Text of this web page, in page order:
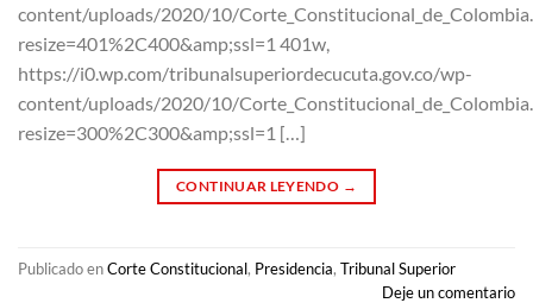
content/uploads/2020/10/
resize=401%2C400&amp;ssl=1 401w,
https://i0.wp.com/tribunalsuperiordecucuta.gov.co/wp-
content/uploads/2020/10/
resize=300%2C300&amp;ssl=1 […]
CONTINUAR LEYENDO →
Publicado enCorte Constitucional, Presidencia, Tribunal Superior
Deje un comentario